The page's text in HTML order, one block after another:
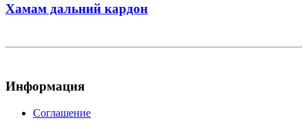
Хамам дальний кардон
Информация
Соглашение